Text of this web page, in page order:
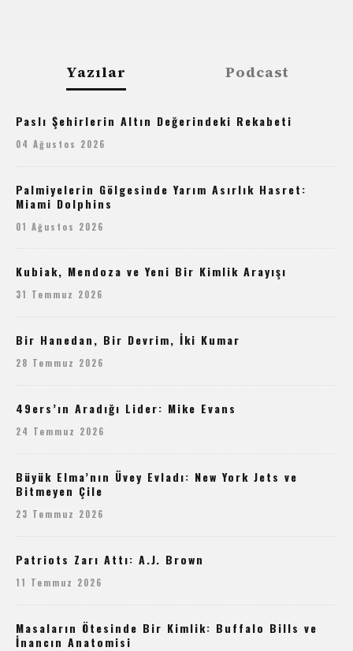
Yazılar Podcast
Paslı Şehirlerin Altın Değerindeki Rekabeti
04 Ağustos 2026
Palmiyelerin Gölgesinde Yarım Asırlık Hasret:
Miami Dolphins
01 Ağustos 2026
Kubiak, Mendoza ve Yeni Bir Kimlik Arayışı
31 Temmuz 2026
Bir Hanedan, Bir Devrim, İki Kumar
28 Temmuz 2026
49ers’ın Aradığı Lider: Mike Evans
24 Temmuz 2026
Büyük Elma’nın Üvey Evladı: New York Jets ve
Bitmeyen Çile
23 Temmuz 2026
Patriots Zarı Attı: A.J. Brown
11 Temmuz 2026
Masaların Ötesinde Bir Kimlik: Buffalo Bills ve
İnancın Anatomisi